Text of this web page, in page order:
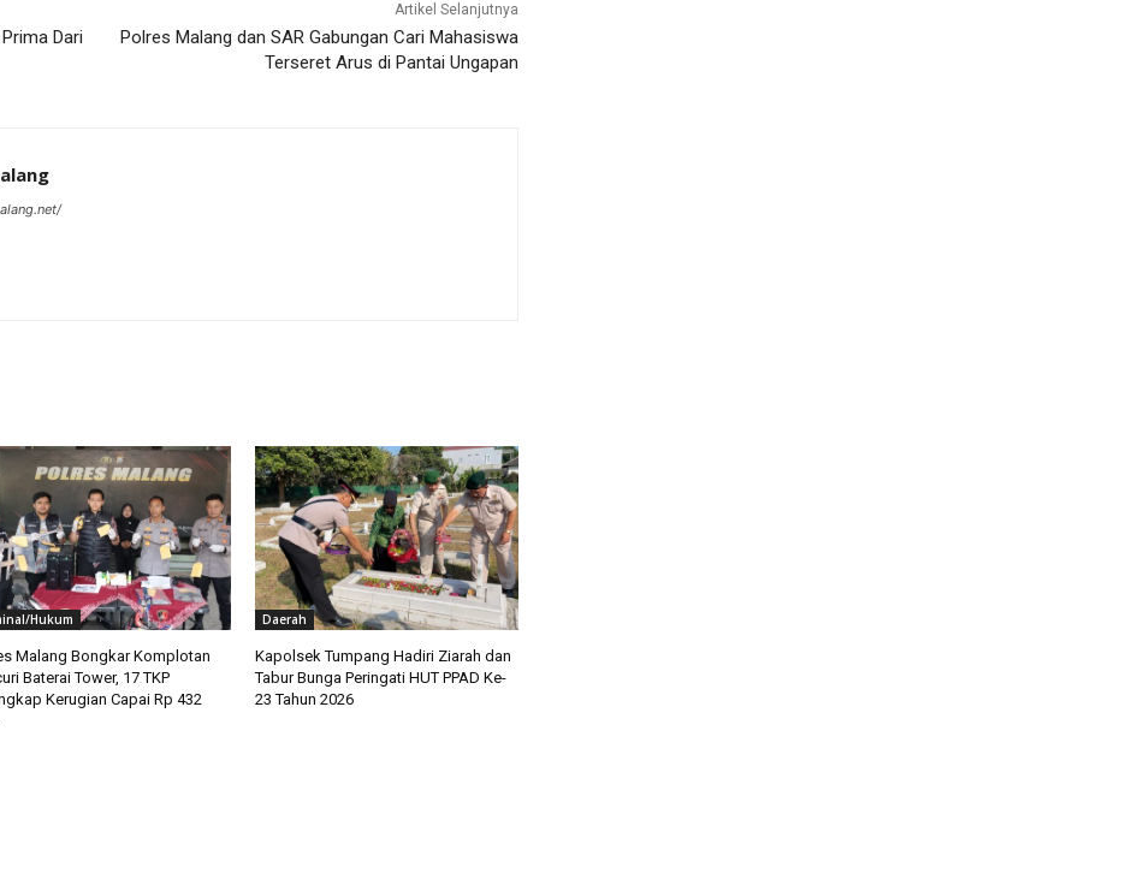
Dari
Artikel Selanjutnya
Polres Malang dan SAR Gabungan Cari Mahasiswa
Terseret Arus di Pantai Ungapan
Hukum
Malang Bongkar Komplotan
Baterai Tower, 17 TKP
Kerugian Capai Rp 432
Daerah
Kapolsek Tumpang Hadiri Ziarah dan
Tabur Bunga Peringati HUT PPAD Ke-
23 Tahun 2026